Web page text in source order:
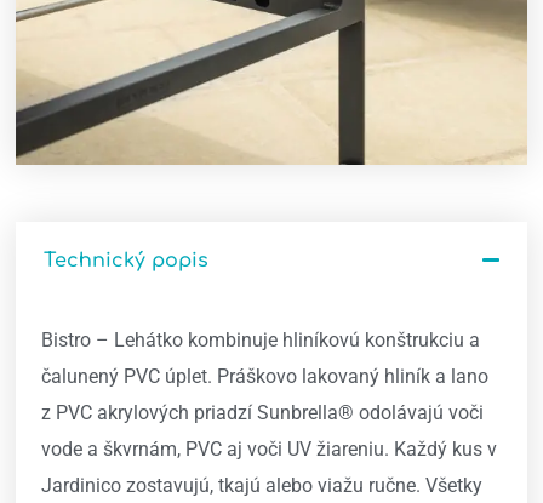
Technický popis
Bistro – Lehátko kombinuje hliníkovú konštrukciu a
čalunený PVC úplet. Práškovo lakovaný hliník a lano
z PVC akrylových priadzí Sunbrella® odolávajú voči
vode a škvrnám, PVC aj voči UV žiareniu. Každý kus v
Jardinico zostavujú, tkajú alebo viažu ručne. Všetky